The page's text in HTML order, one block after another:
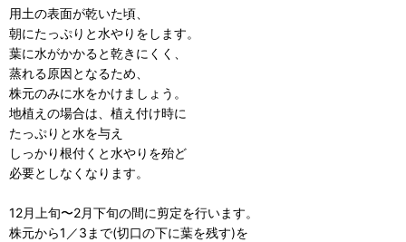
用土の表面が乾いた頃、
朝にたっぷりと水やりをします。
葉に水がかかると乾きにくく、
蒸れる原因となるため、
株元のみに水をかけましょう。
地植えの場合は、植え付け時に
たっぷりと水を与え
しっかり根付くと水やりを殆ど
必要としなくなります。
12月上旬〜2月下旬の間に剪定を行います。
株元から1／3まで(切口の下に葉を残す)を